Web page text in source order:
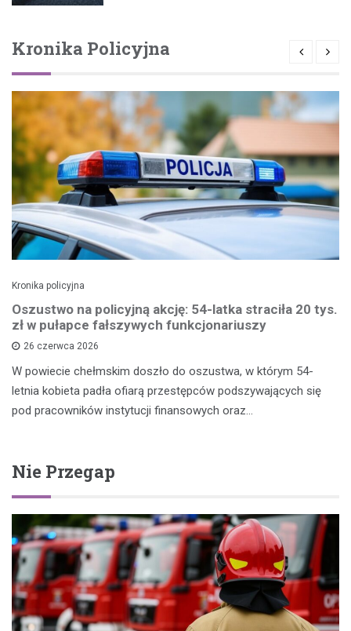
Kronika Policyjna
Kronika policyjna
Oszustwo na policyjną akcję: 54-latka straciła 20 tys.
zł w pułapce fałszywych funkcjonariuszy
26 czerwca 2026
W powiecie chełmskim doszło do oszustwa, w którym 54-
letnia kobieta padła ofiarą przestępców podszywających się
pod pracowników instytucji finansowych oraz…
Nie Przegap